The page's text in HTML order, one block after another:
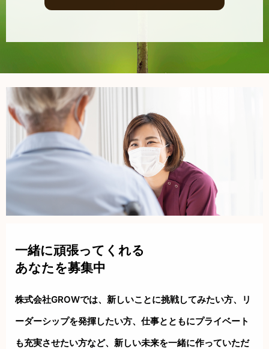
一緒に頑張ってくれる
あなたを募集中
株式会社GROWでは、新しいことに挑戦してみたい方、リ
ーダーシップを発揮したい方、仕事とともにプライベート
も充実させたい方など、新しい未来を一緒に作っていただ